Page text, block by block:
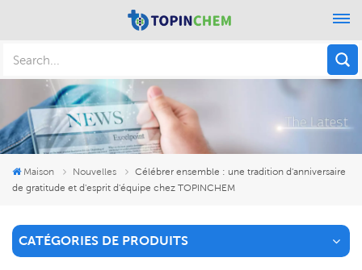
Maison Nouvelles
Célébrer ensemble : une tradition d'anniversaire
de gratitude et d'esprit d'équipe chez TOPINCHEM
CATÉGORIES DE PRODUITS